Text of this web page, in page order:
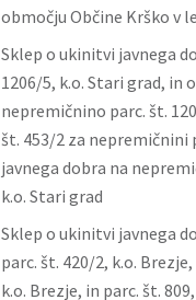
območju Občine Krško v
Sklep o ukinitvi javnega
1206/5, k.o. Stari grad, in
nepremičnino parc. št.
št. 453/2 za nepremičnini
javnega dobra na
k.o. Stari grad
Sklep o ukinitvi javnega
parc. št. 420/2, k.o.
k.o. Brezje, in parc. št.